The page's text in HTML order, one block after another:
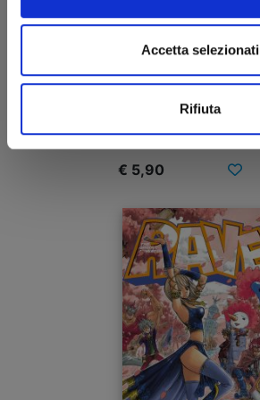
Accetta selezionati
Rifiuta
n. 24
€ 5,90